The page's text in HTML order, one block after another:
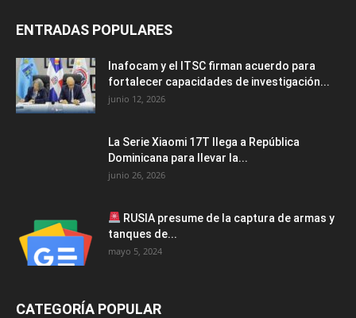
ENTRADAS POPULARES
Inafocam y el ITSC firman acuerdo para
fortalecer capacidades de investigación...
junio 12, 2026
La Serie Xiaomi 17T llega a República
Dominicana para llevar la...
junio 26, 2026
RUSIA presume de la captura de armas y
tanques de...
mayo 5, 2024
CATEGORÍA POPULAR